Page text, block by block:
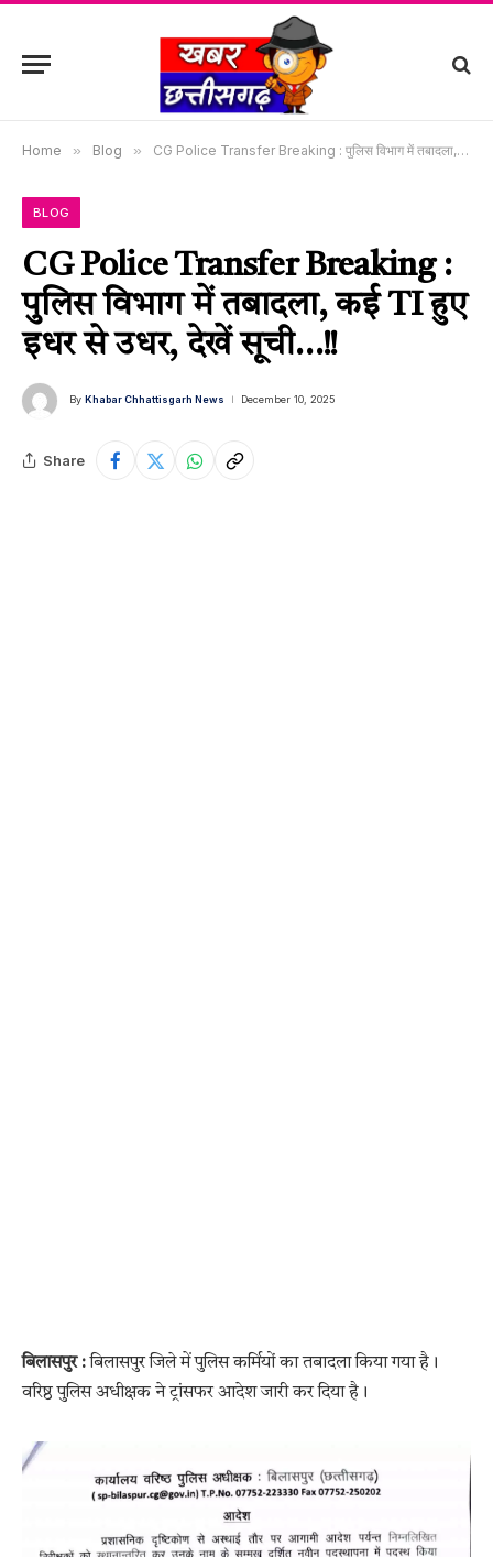
Home » Blog » CG Police Transfer Breaking : पुलिस विभाग में तबादला, कई TI हुए इधर से उधर, देखें सूची…!!
BLOG
CG Police Transfer Breaking :
पुलिस विभाग में तबादला, कई TI हुए
इधर से उधर, देखें सूची…!!
By Khabar Chhattisgarh News December 10, 2025
Share
बिलासपुर :बिलासपुर जिले में पुलिस कर्मियों का तबादला किया गया है।
वरिष्ठ पुलिस अधीक्षक ने ट्रांसफर आदेश जारी कर दिया है।